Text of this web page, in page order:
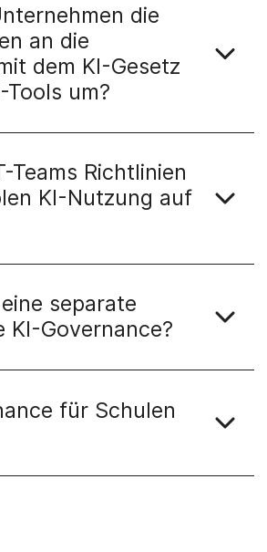
die
an die
dem KI-Gesetz
um?
Teams Richtlinien
KI-Nutzung auf
separate
KI-Governance?
für Schulen